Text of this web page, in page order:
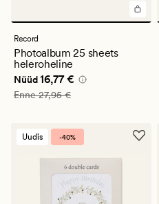
Record
Photoalbum 25 sheets
heleroheline
Nåværende pris_ee
Nüüd16,77 €
Vanlig pris_ee
Enne27,95 €
Uudis -40%